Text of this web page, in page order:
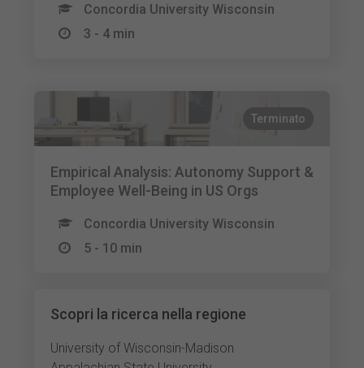
Concordia University Wisconsin
3 - 4 min
Terminato
Empirical Analysis: Autonomy Support &
Employee Well-Being in US Orgs
Concordia University Wisconsin
5 - 10 min
Scopri la ricerca nella regione
University of Wisconsin-Madison